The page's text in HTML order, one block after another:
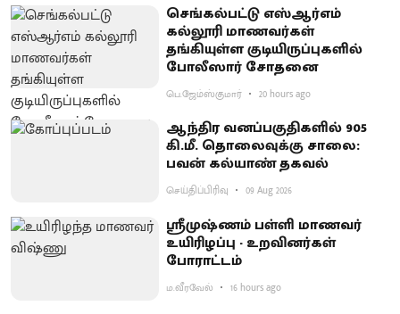
செங்கல்பட்டு எஸ்ஆர்எம்
கல்லூரி மாணவர்கள்
தங்கியுள்ள குடியிருப்புகளில்
போலீஸார் சோதனை
பெ.ஜேம்ஸ்குமார் 20 hours ago
ஆந்திர வனப்பகுதிகளில் 905
கி.மீ. தொலைவுக்கு சாலை:
பவன் கல்யாண் தகவல்
செய்திப்பிரிவு 09 Aug 2026
ஸ்ரீமுஷ்ணம் பள்ளி மாணவர்
உயிரிழப்பு - உறவினர்கள்
போராட்டம்
ம.வீரவேல் 16 hours ago